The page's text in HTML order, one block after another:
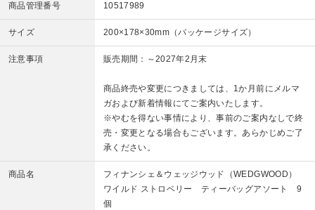
商品管理番号 10517989
サイズ 200×178×30mm（パッケージサイズ）
注意事項 販売期間：～2027年2月末
商品終売や変更につきましては、1か月前にメルマ
ガおよび新着情報にてご案内いたします。
※やむを得ない事情により、事前のご案内なしで終
売・変更となる場合もございます。あらかじめご了
承ください。
商品名
フィナンシェ＆ウェッジウッド（WEDGWOOD）
ワイルド ストロベリー ティーバッグアソート 9
個